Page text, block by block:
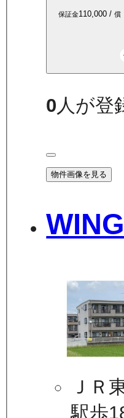
保証金110,000 / 償
0 人が登
物件画像を見る
ＪＲ
駅歩